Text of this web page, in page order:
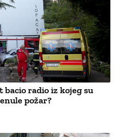
bacio radio iz kojeg su
požar?